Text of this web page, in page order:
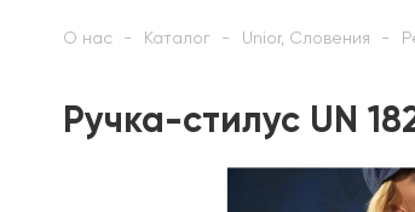
О нас Каталог Unior, Словения
Ручка-стилус UN